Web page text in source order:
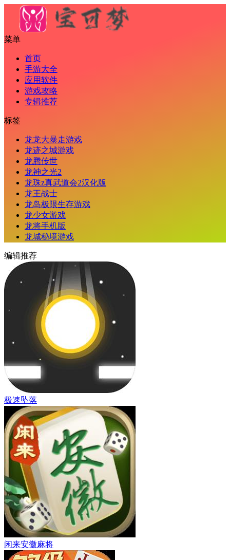
菜单
首页
手游大全
应用软件
游戏攻略
专辑推荐
标签
龙龙大暴走游戏
龙迹之城游戏
龙腾传世
龙神之光2
龙珠z真武道会2汉化版
龙王战士
龙岛极限生存游戏
龙少女游戏
龙将手机版
龙城秘境游戏
编辑推荐
极速坠落
闲来安徽麻将